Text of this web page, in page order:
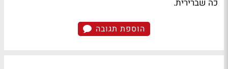
כה שברירית.
הוספת תגובה